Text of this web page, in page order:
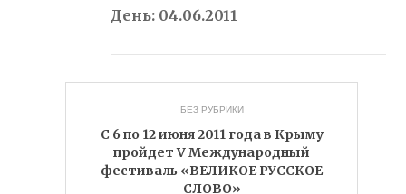
День: 04.06.2011
БЕЗ РУБРИКИ
С 6 по 12 июня 2011 года в Крыму
пройдет V Международный
фестиваль «ВЕЛИКОЕ РУССКОЕ
СЛОВО»